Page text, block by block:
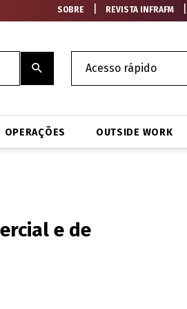
SOBRE REVISTA INFRAFM
OPERAÇÕES OUTSIDE WORK
e de